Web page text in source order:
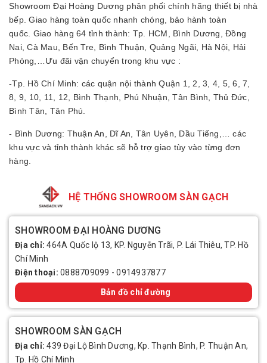
Showroom Đại Hoàng Dương phân phối chính hãng thiết bị nhà
bếp. Giao hàng toàn quốc nhanh chóng, bảo hành toàn
quốc. Giao hàng 64 tỉnh thành: Tp. HCM, Bình Dương, Đồng
Nai, Cà Mau, Bến Tre, Bình Thuận, Quảng Ngãi, Hà Nội, Hải
Phòng,… Ưu đãi vận chuyển trong khu vực :
-Tp. Hồ Chí Minh: các quận nội thành Quận 1, 2, 3, 4, 5, 6, 7,
8, 9, 10, 11, 12, Bình Thạnh, Phú Nhuận, Tân Bình, Thủ Đức,
Bình Tân, Tân Phú.
- Bình Dương: Thuận An, Dĩ An, Tân Uyên, Dầu Tiếng,… các
khu vực và tỉnh thành khác sẽ hỗ trợ giao tùy vào từng đơn
hàng.
HỆ THỐNG SHOWROOM SÀN GẠCH
SHOWROOM ĐẠI HOÀNG DƯƠNG
Địa chỉ:464A Quốc lộ 13, KP. Nguyễn Trãi, P. Lái Thiêu, TP. Hồ
Chí Minh
Điện thoại: 0888709099 -0914937877
Bản đồ chỉ đường
SHOWROOM SÀN GẠCH
Địa chỉ:439 Đại Lộ Bình Dương, Kp. Thạnh Bình, P. Thuận An,
Tp. Hồ Chí Minh